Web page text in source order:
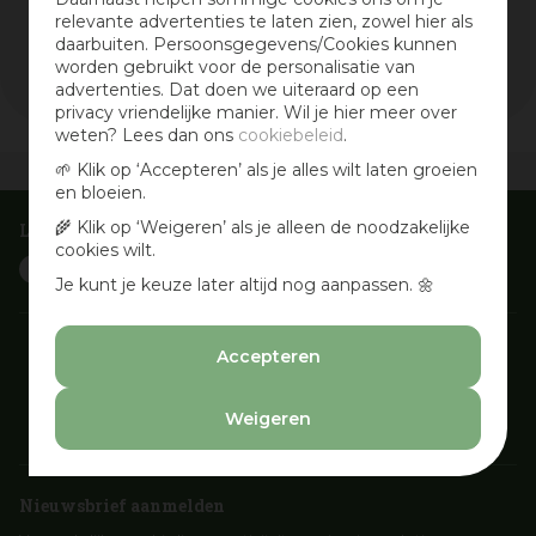
relevante advertenties te laten zien, zowel hier als
daarbuiten. Persoonsgegevens/Cookies kunnen
worden gebruikt voor de personalisatie van
advertenties. Dat doen we uiteraard op een
privacy vriendelijke manier. Wil je hier meer over
weten? Lees dan ons cookiebeleid.
🌱 Klik op ‘Accepteren’ als je alles wilt laten groeien
en bloeien.
🌾 Klik op ‘Weigeren’ als je alleen de noodzakelijke
cookies wilt.
Je kunt je keuze later altijd nog aanpassen. 🌼
Accepteren
Weigeren
Wis selectie
Filters resetten
Vandaag openvan 09:30 - 18:00
Laat je inspireren
Nieuwsbrief aanmelden